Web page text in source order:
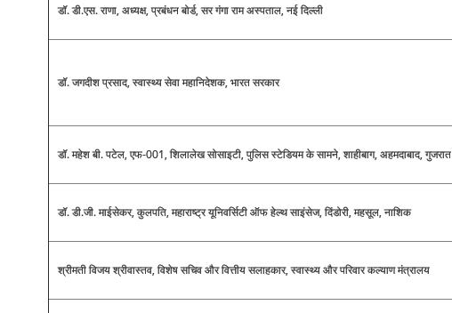
डॉ. डी.एस. राणा, अध्यक्ष, प्रबंधन बोर्ड, सर गंगा राम अस्पताल, नई दिल्ली
डॉ. जगदीश प्रसाद, स्वास्थ्य सेवा महानिदेशक, भारत सरकार
डॉ. महेश बी. पटेल, एफ-001, शिलालेख सोसाइटी, पुलिस स्टेडियम के सामने, शाहीबाग, अहमदाबाद, गुजरात
डॉ. डी.जी. माईसेकर, कुलपति, महाराष्ट्र यूनिवर्सिटी ऑफ हेल्थ साइंसेज, दिंडोरी, महसूल, नाशिक
श्रीमती विजय श्रीवास्तव, विशेष सचिव और वित्तीय सलाहकार, स्वास्थ्य और परिवार कल्याण मंत्रालय